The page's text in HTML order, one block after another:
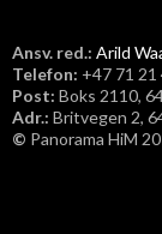
Ansv. red.: Arild
Telefon: ​+47 71 21
Post: Boks 2110,
Adr.: Britvegen 2,
© Panorama HiM